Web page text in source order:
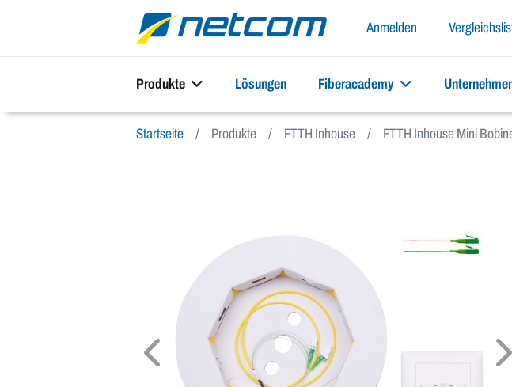
Anmelden
Produkte Lösungen Fiberacademy
Startseite Produkte FTTH Inhouse FTTH Inhouse Mini